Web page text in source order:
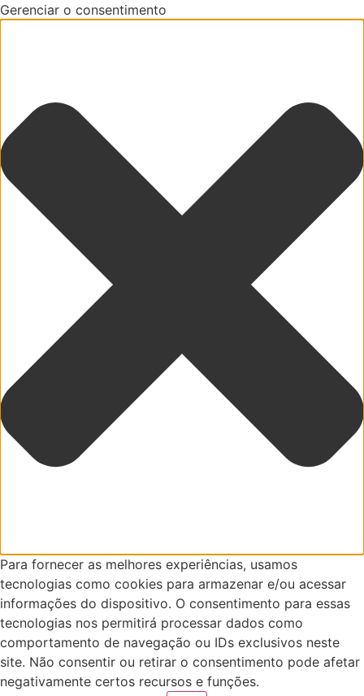
Gerenciar o consentimento
Para fornecer as melhores experiências, usamos
tecnologias como cookies para armazenar e/ou acessar
informações do dispositivo. O consentimento para essas
tecnologias nos permitirá processar dados como
comportamento de navegação ou IDs exclusivos neste
site. Não consentir ou retirar o consentimento pode afetar
negativamente certos recursos e funções.